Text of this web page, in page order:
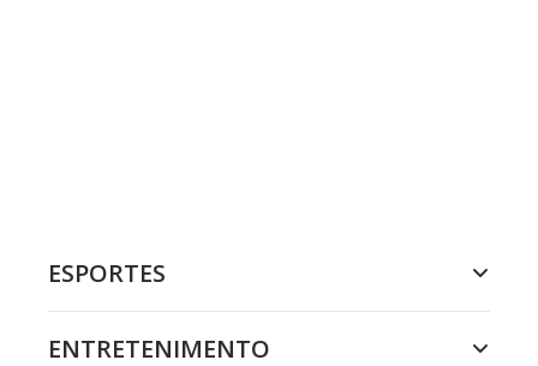
ESPORTES
ENTRETENIMENTO